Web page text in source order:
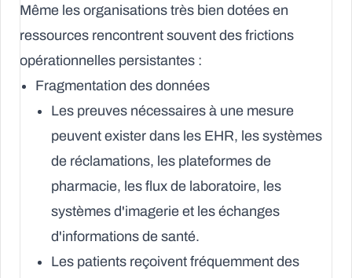
Même les organisations très bien dotées en
ressources rencontrent souvent des frictions
opérationnelles persistantes :
Fragmentation des données
Les preuves nécessaires à une mesure
peuvent exister dans les EHR, les systèmes
de réclamations, les plateformes de
pharmacie, les flux de laboratoire, les
systèmes d'imagerie et les échanges
d'informations de santé.
Les patients reçoivent fréquemment des